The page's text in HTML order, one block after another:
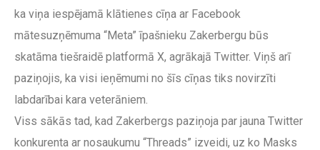
ka viņa iespējamā klātienes cīņa ar Facebook
mātesuzņēmuma “Meta” īpašnieku Zakerbergu būs
skatāma tiešraidē platformā X, agrākajā Twitter. Viņš arī
paziņojis, ka visi ieņēmumi no šīs cīņas tiks novirzīti
labdarībai kara veterāniem.
Viss sākās tad, kad Zakerbergs paziņoja par jauna Twitter
konkurenta ar nosaukumu “Threads” izveidi, uz ko Masks